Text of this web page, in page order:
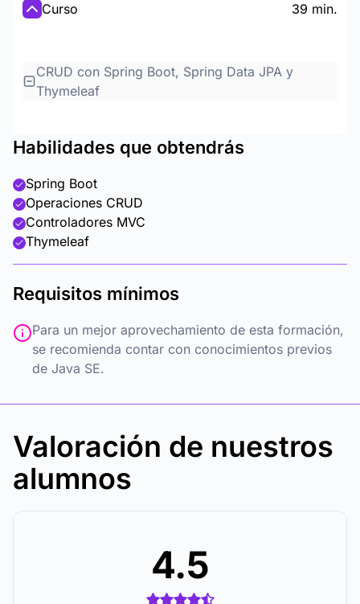
Curso 39 min.
CRUD con Spring Boot, Spring Data JPA y
Thymeleaf
Habilidades que obtendrás
Spring Boot
Operaciones CRUD
Controladores MVC
Thymeleaf
Requisitos mínimos
Para un mejor aprovechamiento de esta formación,
se recomienda contar con conocimientos previos
de Java SE.
Valoración de nuestros
alumnos
4.5